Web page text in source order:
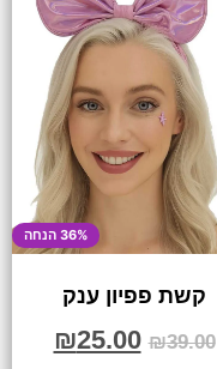
36% הנחה
קשת פפיון ענק
₪39.00
₪25.00